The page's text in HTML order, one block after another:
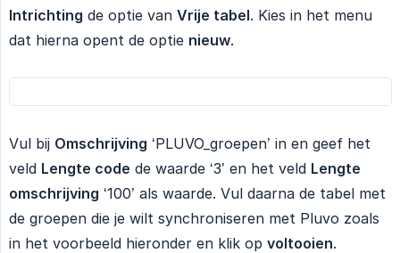
Intrichting de optie van Vrije tabel. Kies in het menu
dat hierna opent de optie nieuw.
Vul bij Omschrijving ‘PLUVO_groepen’ in en geef het
veld Lengte code de waarde ‘3’ en het veld Lengte
omschrijving ‘100’ als waarde. Vul daarna de tabel met
de groepen die je wilt synchroniseren met Pluvo zoals
in het voorbeeld hieronder en klik op voltooien.